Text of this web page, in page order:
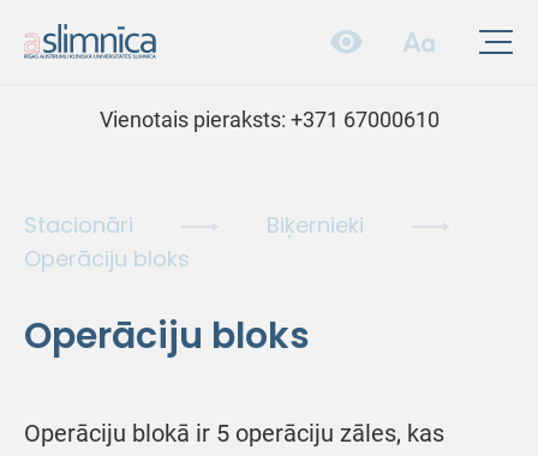
Vienotais pieraksts: +371 67000610
Stacionāri
Biķernieki
Operāciju bloks
Operāciju bloks
Operāciju blokā ir 5 operāciju zāles, kas